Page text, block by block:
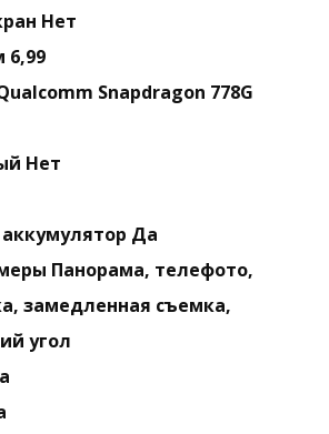
Нет
Snapdragon 778G
Нет
Да
Панорама, телефото,
замедленная съемка,
угол